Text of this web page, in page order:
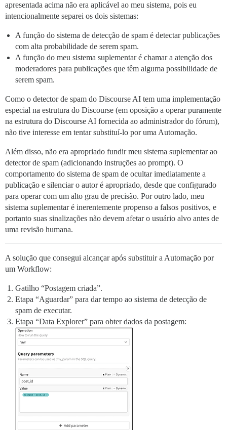
apresentada acima não era aplicável ao meu sistema, pois eu
intencionalmente separei os dois sistemas:
A função do sistema de detecção de spam é detectar publicações
com alta probabilidade de serem spam.
A função do meu sistema suplementar é chamar a atenção dos
moderadores para publicações que têm alguma possibilidade de
serem spam.
Como o detector de spam do Discourse AI tem uma implementação
especial na estrutura do Discourse (em oposição a operar puramente
na estrutura do Discourse AI fornecida ao administrador do fórum),
não tive interesse em tentar substituí-lo por uma Automação.
Além disso, não era apropriado fundir meu sistema suplementar ao
detector de spam (adicionando instruções ao prompt). O
comportamento do sistema de spam de ocultar imediatamente a
publicação e silenciar o autor é apropriado, desde que configurado
para operar com um alto grau de precisão. Por outro lado, meu
sistema suplementar é inerentemente propenso a falsos positivos, e
portanto suas sinalizações não devem afetar o usuário alvo antes de
uma revisão humana.
A solução que consegui alcançar após substituir a Automação por
um Workflow:
Gatilho “Postagem criada”.
Etapa “Aguardar” para dar tempo ao sistema de detecção de
spam de executar.
Etapa “Data Explorer” para obter dados da postagem: